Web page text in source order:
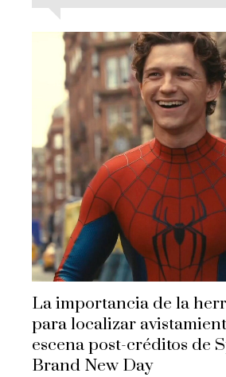
La importancia de la
para localizar
escena post-créditos de
Brand New Day